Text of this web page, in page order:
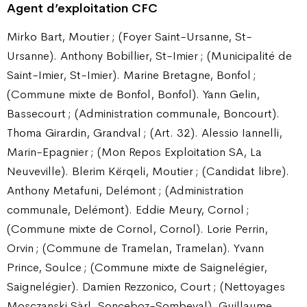
Agent d’exploitation CFC
Mirko Bart, Moutier ; (Foyer Saint-Ursanne, St-
Ursanne). Anthony Bobillier, St-Imier ; (Municipalité de
Saint-Imier, St-Imier). Marine Bretagne, Bonfol ;
(Commune mixte de Bonfol, Bonfol). Yann Gelin,
Bassecourt ; (Administration communale, Boncourt).
Thoma Girardin, Grandval ; (Art. 32). Alessio Iannelli,
Marin-Epagnier ; (Mon Repos Exploitation SA, La
Neuveville). Blerim Kërqeli, Moutier ; (Candidat libre).
Anthony Metafuni, Delémont ; (Administration
communale, Delémont). Eddie Meury, Cornol ;
(Commune mixte de Cornol, Cornol). Lorie Perrin,
Orvin ; (Commune de Tramelan, Tramelan). Yvann
Prince, Soulce ; (Commune mixte de Saignelégier,
Saignelégier). Damien Rezzonico, Court ; (Nettoyages